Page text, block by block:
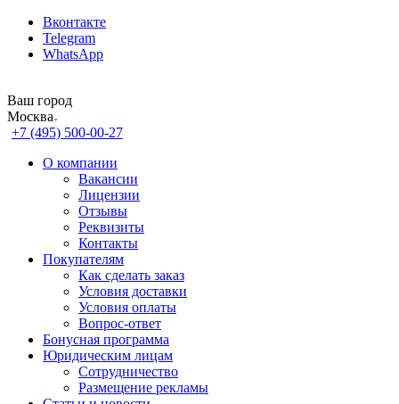
Вконтакте
Telegram
WhatsApp
Ваш город
Москва
+7 (495) 500-00-27
О компании
Вакансии
Лицензии
Отзывы
Реквизиты
Контакты
Покупателям
Как сделать заказ
Условия доставки
Условия оплаты
Вопрос-ответ
Бонусная программа
Юридическим лицам
Сотрудничество
Размещение рекламы